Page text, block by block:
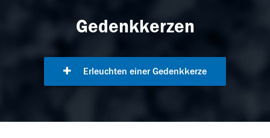
Gedenkkerzen
Erleuchten einer Gedenkkerze